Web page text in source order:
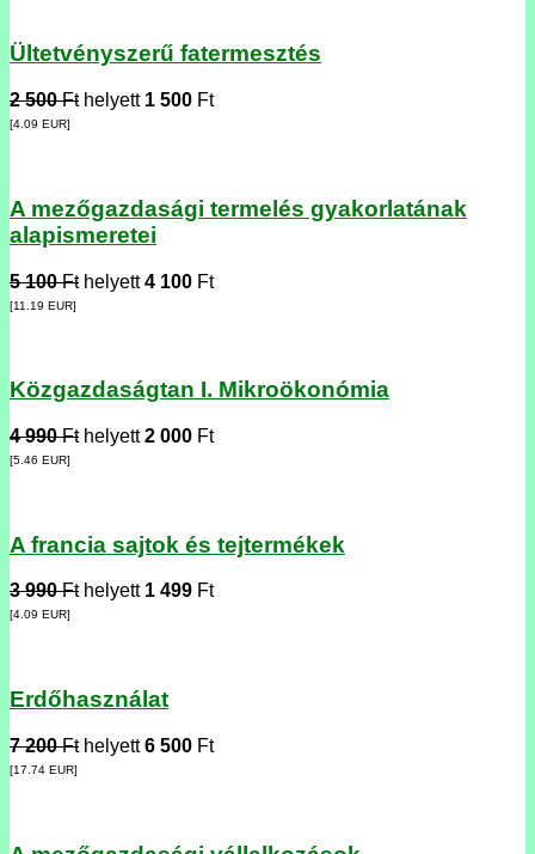
Ültetvényszerű fatermesztés
2 500 Fthelyett 1 500 Ft
[4.09 EUR]
A mezőgazdasági termelés gyakorlatának
alapismeretei
5 100 Fthelyett4 100 Ft
[11.19 EUR]
Közgazdaságtan I. Mikroökonómia
4 990 Fthelyett2 000 Ft
[5.46 EUR]
A francia sajtok és tejtermékek
3 990 Fthelyett 1 499 Ft
[4.09 EUR]
Erdőhasználat
7 200 Fthelyett6 500 Ft
[17.74 EUR]